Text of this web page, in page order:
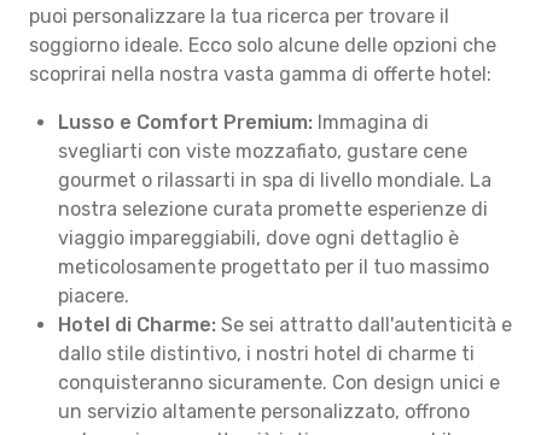
puoi personalizzare la tua ricerca per trovare il
soggiorno ideale. Ecco solo alcune delle opzioni che
scoprirai nella nostra vasta gamma di offerte hotel:
Lusso e Comfort Premium: Immagina di
svegliarti con viste mozzafiato, gustare cene
gourmet o rilassarti in spa di livello mondiale. La
nostra selezione curata promette esperienze di
viaggio impareggiabili, dove ogni dettaglio è
meticolosamente progettato per il tuo massimo
piacere.
Hotel di Charme: Se sei attratto dall'autenticità e
dallo stile distintivo, i nostri hotel di charme ti
conquisteranno sicuramente. Con design unici e
un servizio altamente personalizzato, offrono